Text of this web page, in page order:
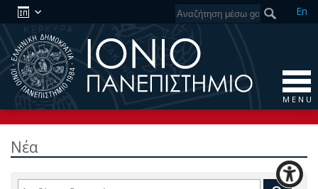
En
M E N U
Νέα